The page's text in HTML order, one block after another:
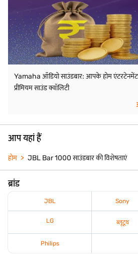
Yamaha ऑडियो साउंडबार: आपके होम
प्रीमियम साउंड क्वॉलिटी
आप यहां हैं
होम JBL Bar 1000 साउंडबार की विशेषताएं
ब्रांड
JBL Sony
LG ब्लूटूथ
Philips